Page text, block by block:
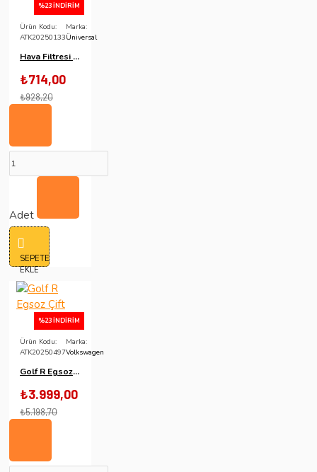
%23 İNDIRIM
Ürün Kodu:
ATK20250133
Marka:
Üniversal
Hava Filtresi 115Mm
₺714,00
₺928,20
Adet
SEPETE
EKLE
%23 İNDIRIM
Ürün Kodu:
ATK20250497
Marka:
Volkswagen
Golf R Egsoz Çift
₺3.999,00
₺5.198,70